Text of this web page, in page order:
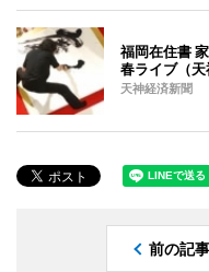
福岡在住書
春ライブ（天
天神経済新聞
前の記事